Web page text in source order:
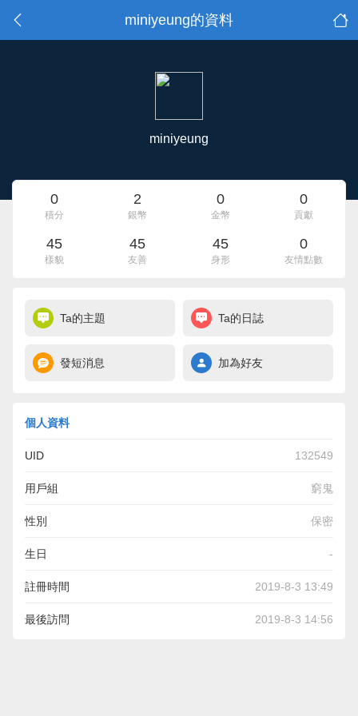
miniyeung的資料
miniyeung
0
積分
2
銀幣
0
金幣
0
貢獻
45
樣貌
45
友善
45
身形
0
友情點數
Ta的主題 Ta的日誌
發短消息 加為好友
個人資料
UID 132549
用戶組 窮鬼
性別 保密
生日 -
註冊時間 2019-8-3 13:49
最後訪問 2019-8-3 14:56